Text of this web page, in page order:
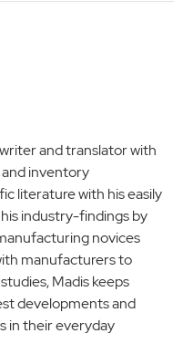
and translator with
inventory
literature with his easily
industry-findings by
novices
manufacturers to
Madis keeps
developments and
in their everyday